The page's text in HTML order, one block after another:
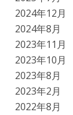
2024年12月
2024年8月
2023年11月
2023年10月
2023年8月
2023年2月
2022年8月